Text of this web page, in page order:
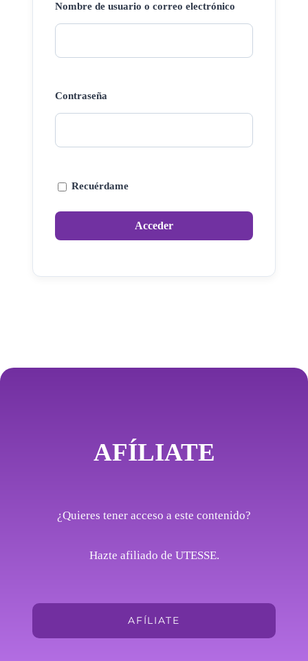
Nombre de usuario o correo electrónico
Contraseña
Recuérdame
AFÍLIATE
¿Quieres tener acceso a este contenido?
Hazte afiliado de UTESSE.
AFÍLIATE